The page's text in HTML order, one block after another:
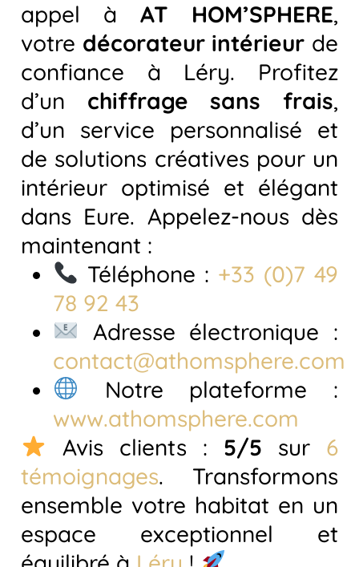
appel à AT HOM’SPHERE,
votre décorateur intérieur de
confiance à Léry. Profitez
d’un chiffrage sans frais,
d’un service personnalisé et
de solutions créatives pour un
intérieur optimisé et élégant
dans Eure. Appelez-nous dès
maintenant :
Téléphone : +33 (0)7 49
78 92 43
Adresse électronique :
contact@athomsphere.com
Notre plateforme :
www.athomsphere.com
Avis clients : 5/5 sur 6
témoignages. Transformons
ensemble votre habitat en un
espace exceptionnel et